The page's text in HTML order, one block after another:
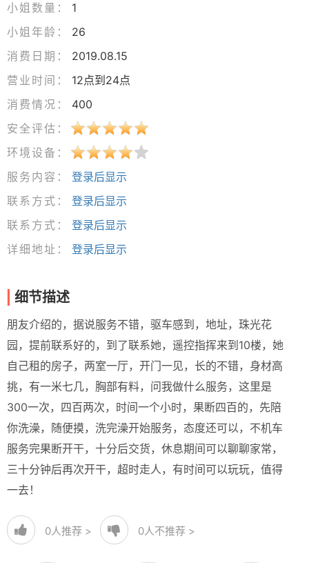
小姐数量：
1
小姐年龄：
26
消费日期：
2019.08.15
营业时间：
12点到24点
消费情况：
400
安全评估：
环境设备：
服务内容：
登录后显示
联系方式：
登录后显示
联系方式：
登录后显示
详细地址：
登录后显示
细节描述
朋友介绍的，据说服务不错，驱车感到，地址，珠光花
园，提前联系好的，到了联系她，遥控指挥来到10楼，她
自己租的房子，两室一厅，开门一见，长的不错，身材高
挑，有一米七几，胸部有料，问我做什么服务，这里是
300一次，四百两次，时间一个小时，果断四百的，先陪
你洗澡，随便摸，洗完澡开始服务，态度还可以，不机车
服务完果断开干，十分后交货，休息期间可以聊聊家常，
三十分钟后再次开干，超时走人，有时间可以玩玩，值得
一去！
0人推荐 > 0人不推荐 >